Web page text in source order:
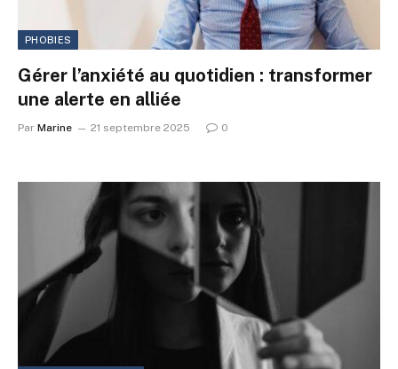
PHOBIES
Gérer l’anxiété au quotidien : transformer
une alerte en alliée
Par Marine 21 septembre 2025 0